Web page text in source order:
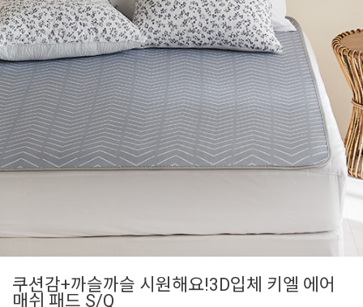
쿠션감+까슬까슬 시원해요!3D입체 키엘 에어
매쉬 패드 S/Q